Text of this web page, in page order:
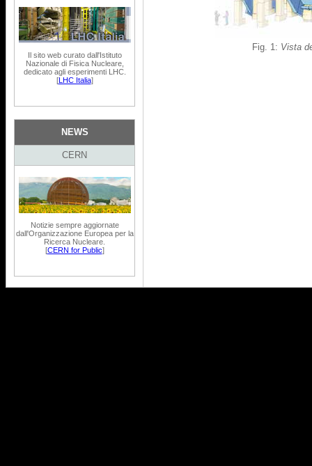
Fig. 1: Vista
Il sito web curato dall'Istituto
Nazionale di Fisica Nucleare,
dedicato agli esperimenti LHC.
[LHC Italia]
NEWS
CERN
Notizie sempre aggiornate
dall'Organizzazione Europea per la
Ricerca Nucleare.
[CERN for Public]